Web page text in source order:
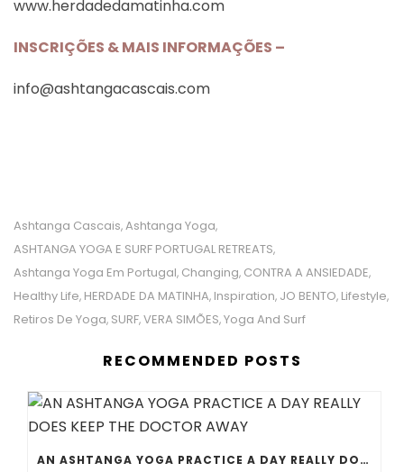
www.herdadedamatinha.com
INSCRIÇÕES & MAIS INFORMAÇÕES –
info@ashtangacascais.com
Ashtanga Cascais,Ashtanga Yoga,
ASHTANGA YOGA E SURF PORTUGAL RETREATS,
Ashtanga Yoga Em Portugal, Changing, CONTRA A ANSIEDADE,
Healthy Life, HERDADE DA MATINHA, Inspiration, JO BENTO, Lifestyle,
Retiros De Yoga, SURF,VERA SIMÕES,Yoga And Surf
RECOMMENDED POSTS
AN ASHTANGA YOGA PRACTICE A DAY REALLY DOES KEEP THE DOCTOR AWAY